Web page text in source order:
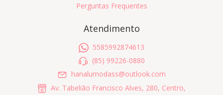
Perguntas Frequentes
Atendimento
5585992874613
(85) 99226-0880
hanalumodass@outlook.com
Av. Tabelião Francisco Alves, 280, Centro,